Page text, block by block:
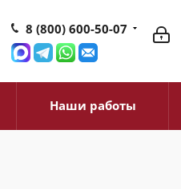
8 (800) 600-50-07
Наши работы